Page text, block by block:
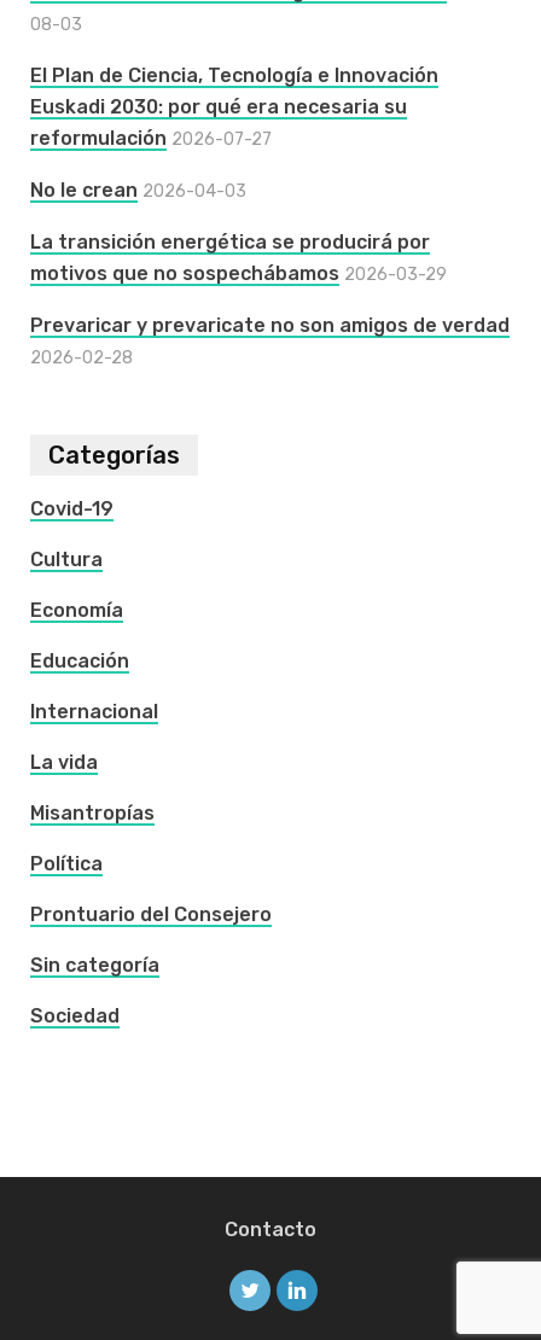
08-03
El Plan de Ciencia, Tecnología e Innovación
Euskadi 2030: por qué era necesaria su
reformulación 2026-07-27
No le crean 2026-04-03
La transición energética se producirá por
motivos que no sospechábamos 2026-03-29
Prevaricar y prevaricate no son amigos de verdad
2026-02-28
Categorías
Covid-19
Cultura
Economía
Educación
Internacional
La vida
Misantropías
Política
Prontuario del Consejero
Sin categoría
Sociedad
Contacto